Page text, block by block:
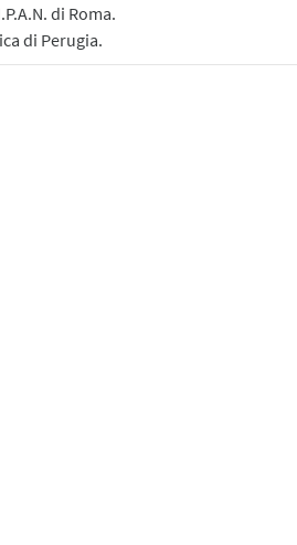
di Roma.
di Perugia.